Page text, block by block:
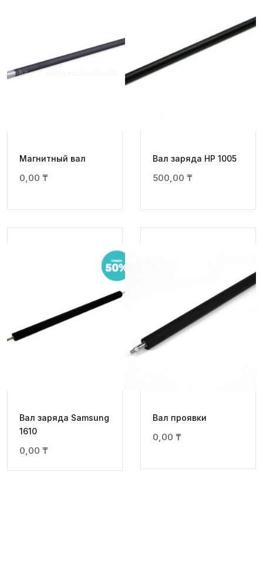
Магнитный вал
0,00 ₸
Вал заряда НР 1005
500,00 ₸
Вал заряда Samsung
1610
0,00 ₸
Вал проявки
0,00 ₸